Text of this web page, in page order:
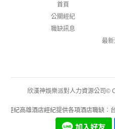
首頁
公關經紀
職缺訊息
最新
欣漢神娛樂派對人力資源公司©
經紀高雄酒店經紀提供各項酒店職缺︰